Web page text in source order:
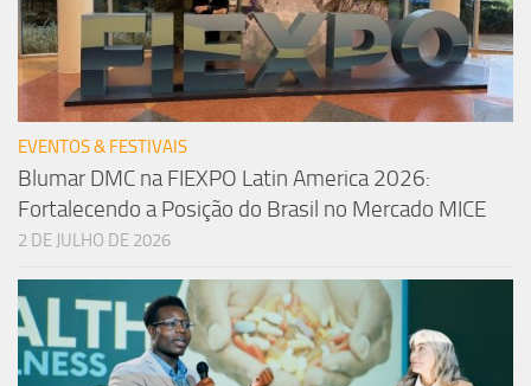
EVENTOS & FESTIVAIS
Blumar DMC na FIEXPO Latin America 2026:
Fortalecendo a Posição do Brasil no Mercado MICE
2 DE JULHO DE 2026